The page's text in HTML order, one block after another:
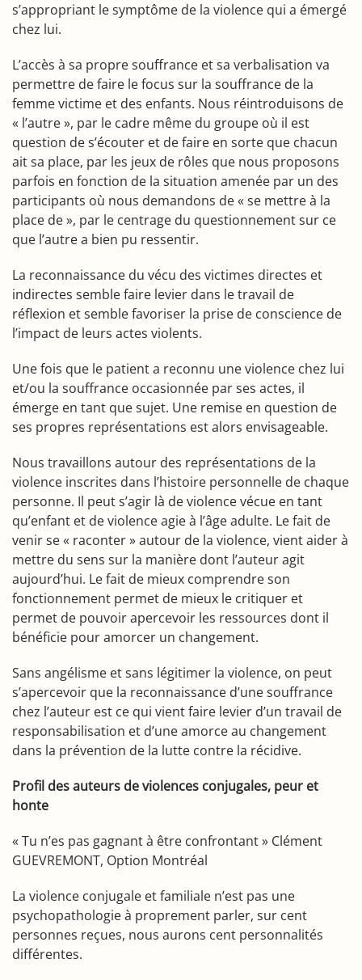
s’appropriant le symptôme de la violence qui a émergé
chez lui.
L’accès à sa propre souffrance et sa verbalisation va
permettre de faire le focus sur la souffrance de la
femme victime et des enfants. Nous réintroduisons de
« l’autre », par le cadre même du groupe où il est
question de s’écouter et de faire en sorte que chacun
ait sa place, par les jeux de rôles que nous proposons
parfois en fonction de la situation amenée par un des
participants où nous demandons de « se mettre à la
place de », par le centrage du questionnement sur ce
que l’autre a bien pu ressentir.
La reconnaissance du vécu des victimes directes et
indirectes semble faire levier dans le travail de
réflexion et semble favoriser la prise de conscience de
l’impact de leurs actes violents.
Une fois que le patient a reconnu une violence chez lui
et/ou la souffrance occasionnée par ses actes, il
émerge en tant que sujet. Une remise en question de
ses propres représentations est alors envisageable.
Nous travaillons autour des représentations de la
violence inscrites dans l’histoire personnelle de chaque
personne. Il peut s’agir là de violence vécue en tant
qu’enfant et de violence agie à l’âge adulte. Le fait de
venir se « raconter » autour de la violence, vient aider à
mettre du sens sur la manière dont l’auteur agit
aujourd’hui. Le fait de mieux comprendre son
fonctionnement permet de mieux le critiquer et
permet de pouvoir apercevoir les ressources dont il
bénéficie pour amorcer un changement.
Sans angélisme et sans légitimer la violence, on peut
s’apercevoir que la reconnaissance d’une souffrance
chez l’auteur est ce qui vient faire levier d’un travail de
responsabilisation et d’une amorce au changement
dans la prévention de la lutte contre la récidive.
Profil des auteurs de violences conjugales, peur et
honte
« Tu n’es pas gagnant à être confrontant » Clément
GUEVREMONT, Option Montréal
La violence conjugale et familiale n’est pas une
psychopathologie à proprement parler, sur cent
personnes reçues, nous aurons cent personnalités
différentes.